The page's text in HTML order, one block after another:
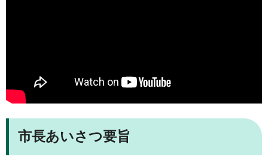
市長あいさつ要旨